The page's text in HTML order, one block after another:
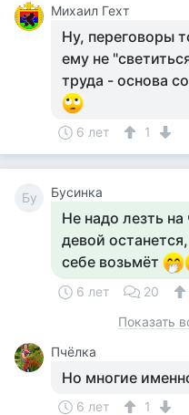
Михаил Гехт
Ну, переговоры
ему не
труда - основа
6 лет 1
Бу Бусинка
Не надо лезть
девой
себе возьмёт
6 лет 20
Показать
Пчёлка
Но многие
6 лет
1